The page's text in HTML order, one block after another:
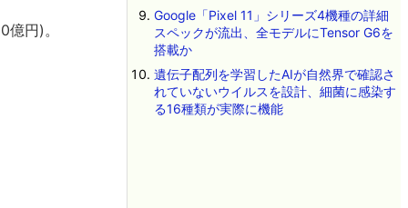
円)。
Google「Pixel 11」シリーズ4機種の詳細
スペックが流出、全モデルにTensor G6を
搭載か
遺伝子配列を学習したAIが自然界で確認さ
れていないウイルスを設計、細菌に感染す
る16種類が実際に機能